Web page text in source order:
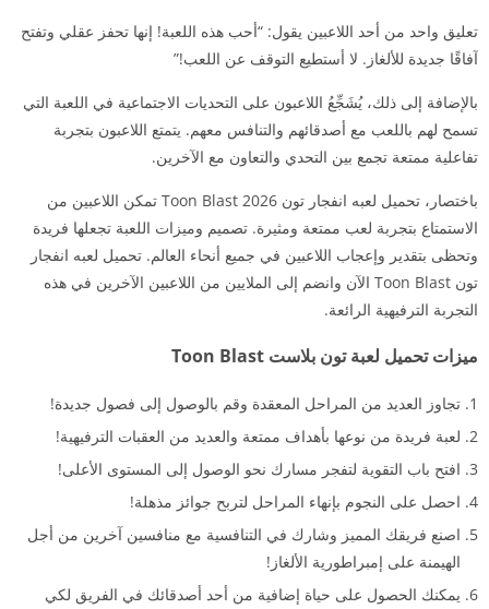
تعليق واحد من أحد اللاعبين يقول: “أحب هذه اللعبة! إنها تحفز عقلي وتفتح
آفاقًا جديدة للألغاز. لا أستطيع التوقف عن اللعب!”
بالإضافة إلى ذلك، يُشَجِّعُ اللاعبون على التحديات الاجتماعية في اللعبة التي
تسمح لهم باللعب مع أصدقائهم والتنافس معهم. يتمتع اللاعبون بتجربة
تفاعلية ممتعة تجمع بين التحدي والتعاون مع الآخرين.
باختصار، تحميل لعبه انفجار تون 2026 Toon Blast تمكن اللاعبين من
الاستمتاع بتجربة لعب ممتعة ومثيرة. تصميم وميزات اللعبة تجعلها فريدة
وتحظى بتقدير وإعجاب اللاعبين في جميع أنحاء العالم. تحميل لعبه انفجار
تون Toon Blast الآن وانضم إلى الملايين من اللاعبين الآخرين في هذه
التجربة الترفيهية الرائعة.
ميزات تحميل لعبة تون بلاست Toon Blast
تجاوز العديد من المراحل المعقدة وقم بالوصول إلى فصول جديدة!
لعبة فريدة من نوعها بأهداف ممتعة والعديد من العقبات الترفيهية!
افتح باب التقوية لتفجر مسارك نحو الوصول إلى المستوى الأعلى!
احصل على النجوم بإنهاء المراحل لتربح جوائز مذهلة!
اصنع فريقك المميز وشارك في التنافسية مع منافسين آخرين من أجل
الهيمنة على إمبراطورية الألغاز!
يمكنك الحصول على حياة إضافية من أحد أصدقائك في الفريق لكي